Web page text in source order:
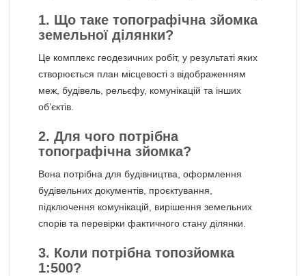
1. Що таке топографічна зйомка
земельної ділянки?
Це комплекс геодезичних робіт, у результаті яких
створюється план місцевості з відображенням
меж, будівель, рельєфу, комунікацій та інших
об’єктів.
2. Для чого потрібна
топографічна зйомка?
Вона потрібна для будівництва, оформлення
будівельних документів, проєктування,
підключення комунікацій, вирішення земельних
спорів та перевірки фактичного стану ділянки.
3. Коли потрібна топозйомка
1:500?